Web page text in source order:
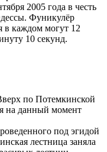
2005 года в честь
Фуникулёр
в каждом могут 12
10 секунд.
по Потемкинской
на данный момент
под эгидой
лестница заняла